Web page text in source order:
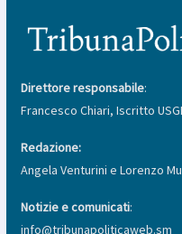
Direttore responsabile:
Francesco Chiari, Iscritto
Redazione:
Angela Venturini e Lorenzo
Notizie e comunicati:
info@tribunapoliticaweb.sm